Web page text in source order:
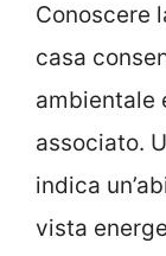
Conoscere
casa
ambientale
associato.
indica
vista